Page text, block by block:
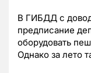
В ГИБДД с
предписание
оборудовать
Однако за лето